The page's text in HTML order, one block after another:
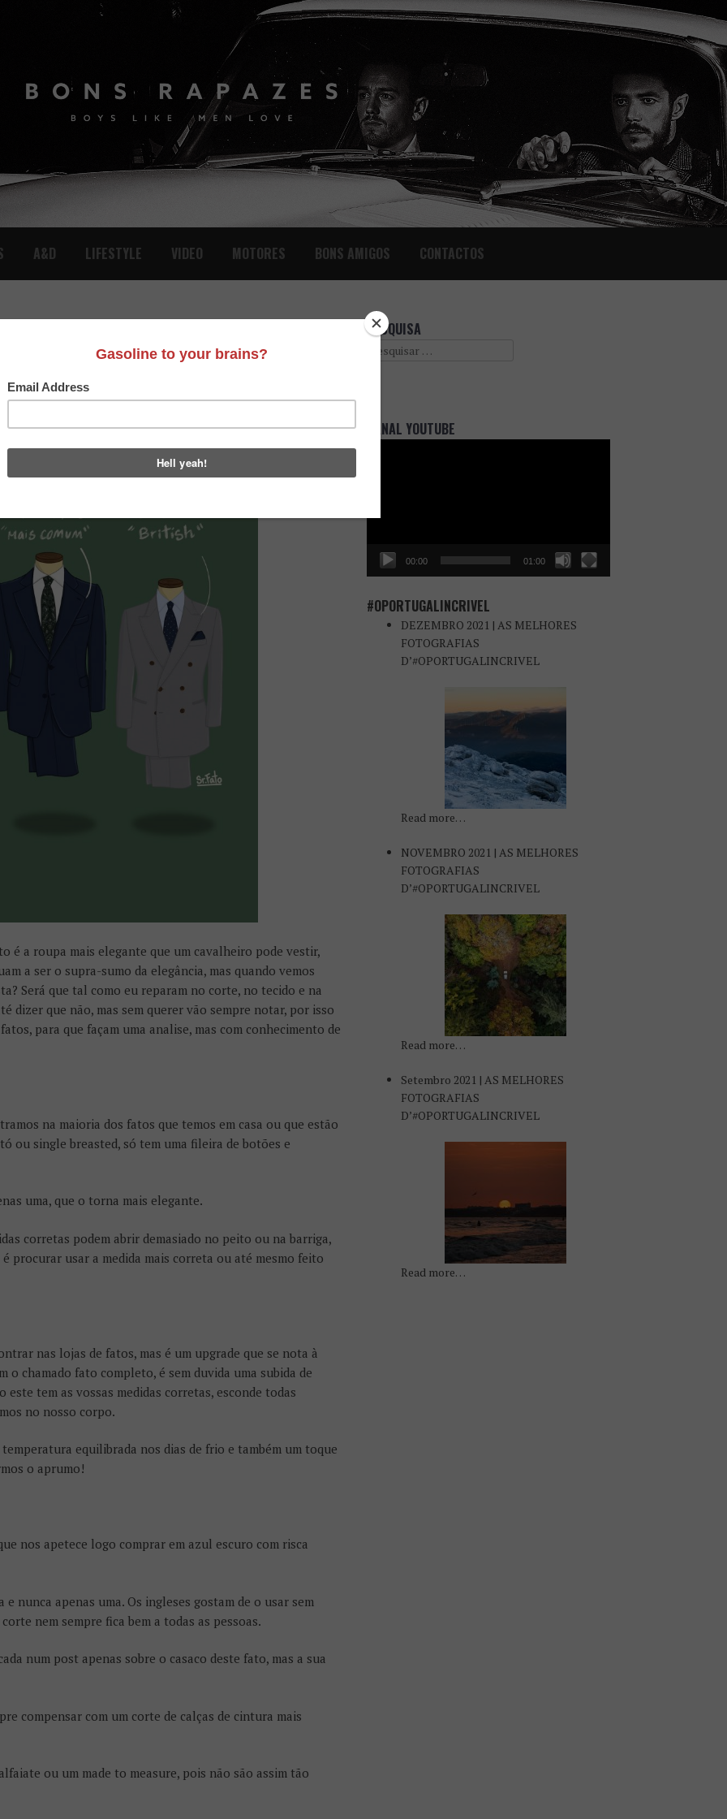
A&D LIFESTYLE VIDEO MOTORES BONS AMIGOS CONTACTOS
é a roupa mais elegante que um cavalheiro pode vestir,
a ser o supra-sumo da elegância, mas quando vemos
Será que tal como eu reparam no corte, no tecido e na
dizer que não, mas sem querer vão sempre notar, por isso
para que façam uma analise, mas com conhecimento de
na maioria dos fatos que temos em casa ou que estão
ou single breasted, só tem uma fileira de botões e
uma, que o torna mais elegante.
corretas podem abrir demasiado no peito ou na barriga,
procurar usar a medida mais correta ou até mesmo feito
nas lojas de fatos, mas é um upgrade que se nota à
o chamado fato completo, é sem duvida uma subida de
tem as vossas medidas corretas, esconde todas
no nosso corpo.
equilibrada nos dias de frio e também um toque
o aprumo!
nos apetece logo comprar em azul escuro com risca
nunca apenas uma. Os ingleses gostam de o usar sem
nem sempre fica bem a todas as pessoas.
num post apenas sobre o casaco deste fato, mas a sua
compensar com um corte de calças de cintura mais
ou um made to measure, pois não são assim tão
PESQUISA
Search
CANAL YOUTUBE
00:00 01:00
#OPORTUGALINCRIVEL
DEZEMBRO 2021 | AS MELHORES
FOTOGRAFIAS
D’#OPORTUGALINCRIVEL
Read more…
NOVEMBRO 2021 | AS MELHORES
FOTOGRAFIAS
D’#OPORTUGALINCRIVEL
Read more…
Setembro 2021 | AS MELHORES
FOTOGRAFIAS
D’#OPORTUGALINCRIVEL
Read more…